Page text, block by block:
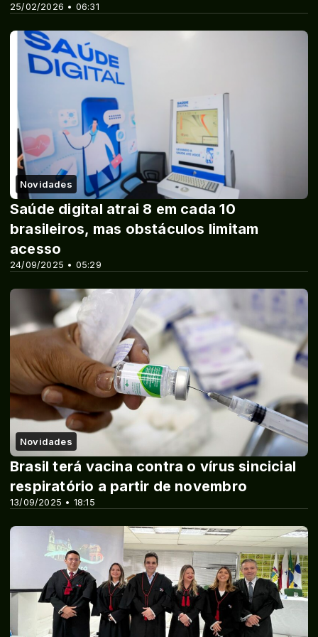
25/02/2026 • 06:31
Novidades
24/09/2025 • 05:29
Saúde digital atrai 8 em cada 10
brasileiros, mas obstáculos limitam
acesso
Novidades
13/09/2025 • 18:15
Brasil terá vacina contra o vírus sincicial
respiratório a partir de novembro